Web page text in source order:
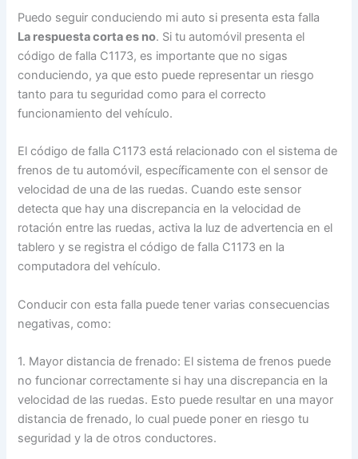
Puedo seguir conduciendo mi auto si presenta esta falla
La respuesta corta es no. Si tu automóvil presenta el
código de falla C1173, es importante que no sigas
conduciendo, ya que esto puede representar un riesgo
tanto para tu seguridad como para el correcto
funcionamiento del vehículo.
El código de falla C1173 está relacionado con el sistema de
frenos de tu automóvil, específicamente con el sensor de
velocidad de una de las ruedas. Cuando este sensor
detecta que hay una discrepancia en la velocidad de
rotación entre las ruedas, activa la luz de advertencia en el
tablero y se registra el código de falla C1173 en la
computadora del vehículo.
Conducir con esta falla puede tener varias consecuencias
negativas, como:
1. Mayor distancia de frenado: El sistema de frenos puede
no funcionar correctamente si hay una discrepancia en la
velocidad de las ruedas. Esto puede resultar en una mayor
distancia de frenado, lo cual puede poner en riesgo tu
seguridad y la de otros conductores.